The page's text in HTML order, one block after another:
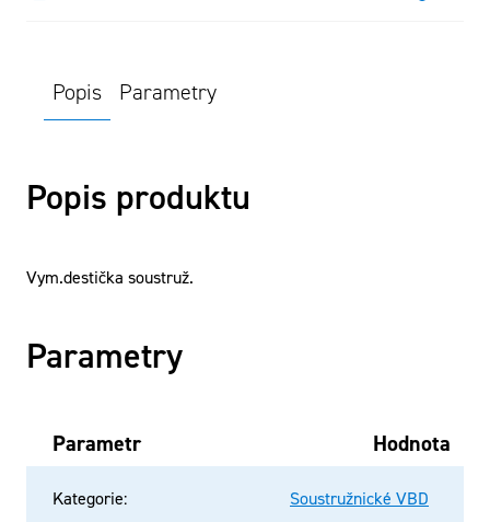
Popis Parametry
Popis produktu
Vym.destička soustruž.
Parametry
Parametr Hodnota
Kategorie: Soustružnické VBD